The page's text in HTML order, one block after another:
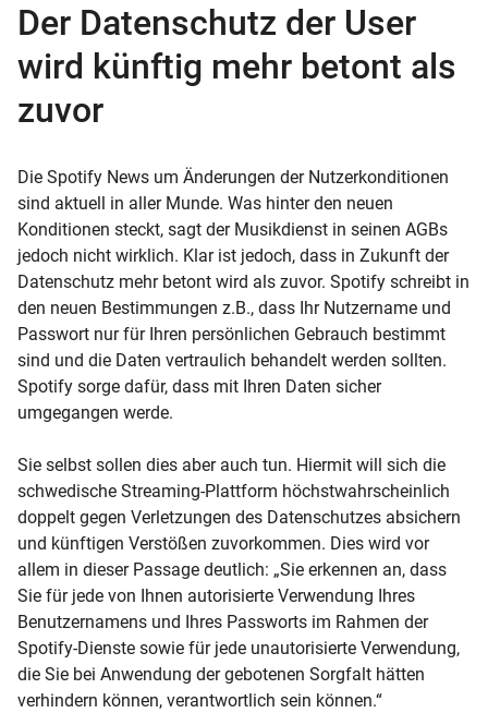
Der Datenschutz der User
wird künftig mehr betont als
zuvor
Die Spotify News um Änderungen der Nutzerkonditionen
sind aktuell in aller Munde. Was hinter den neuen
Konditionen steckt, sagt der Musikdienst in seinen AGBs
jedoch nicht wirklich. Klar ist jedoch, dass in Zukunft der
Datenschutz mehr betont wird als zuvor. Spotify schreibt in
den neuen Bestimmungen z.B., dass Ihr Nutzername und
Passwort nur für Ihren persönlichen Gebrauch bestimmt
sind und die Daten vertraulich behandelt werden sollten.
Spotify sorge dafür, dass mit Ihren Daten sicher
umgegangen werde.
Sie selbst sollen dies aber auch tun. Hiermit will sich die
schwedische Streaming-Plattform höchstwahrscheinlich
doppelt gegen Verletzungen des Datenschutzes absichern
und künftigen Verstößen zuvorkommen. Dies wird vor
allem in dieser Passage deutlich: „Sie erkennen an, dass
Sie für jede von Ihnen autorisierte Verwendung Ihres
Benutzernamens und Ihres Passworts im Rahmen der
Spotify-Dienste sowie für jede unautorisierte Verwendung,
die Sie bei Anwendung der gebotenen Sorgfalt hätten
verhindern können, verantwortlich sein können.“